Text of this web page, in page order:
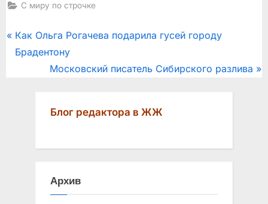
С миру по строчке
Post
navigation
P
r
Как Ольга Рогачева подарила гусей городу
Брадентону
N
t
o
t
Московский писатель Сибирского разлива
Блог редактора в ЖЖ
Архив